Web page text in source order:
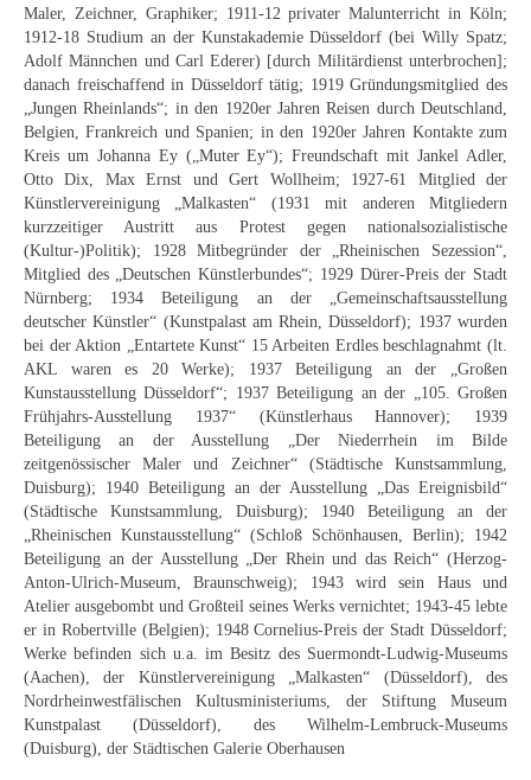
Düsseldorfer Künstler
Fränkische Künstler
Hamburger Künstler
Münchner Künstler
Pfälzer Künstler
Schwäbische Künstler
Weitere
Expressiver Realismus
Motive
Abstraktion
Industrie & Arbeit
Mediterrane Landschaft
Norddeutsche Landschaften
Süddeutsche Landschaft
Selbstbildnisse
Stillleben
Maler, Zeichner, Graphiker; 1911-12 privater Malunterricht in Köln;
1912-18 Studium an der Kunstakademie Düsseldorf (bei Willy Spatz;
Adolf Männchen und Carl Ederer) [durch Militärdienst unterbrochen];
danach freischaffend in Düsseldorf tätig; 1919 Gründungsmitglied des
„Jungen Rheinlands“; in den 1920er Jahren Reisen durch Deutschland,
Belgien, Frankreich und Spanien; in den 1920er Jahren Kontakte zum
Kreis um Johanna Ey („Muter Ey“); Freundschaft mit Jankel Adler,
Otto Dix, Max Ernst und Gert Wollheim; 1927-61 Mitglied der
Künstlervereinigung „Malkasten“ (1931 mit anderen Mitgliedern
kurzzeitiger Austritt aus Protest gegen nationalsozialistische
(Kultur-)Politik); 1928 Mitbegründer der „Rheinischen Sezession“,
Mitglied des „Deutschen Künstlerbundes“; 1929 Dürer-Preis der Stadt
Nürnberg; 1934 Beteiligung an der „Gemeinschaftsausstellung
deutscher Künstler“ (Kunstpalast am Rhein, Düsseldorf); 1937 wurden
bei der Aktion „Entartete Kunst“ 15 Arbeiten Erdles beschlagnahmt (lt.
AKL waren es 20 Werke); 1937 Beteiligung an der „Großen
Kunstausstellung Düsseldorf“; 1937 Beteiligung an der „105. Großen
Frühjahrs-Ausstellung 1937“ (Künstlerhaus Hannover); 1939
Beteiligung an der Ausstellung „Der Niederrhein im Bilde
zeitgenössischer Maler und Zeichner“ (Städtische Kunstsammlung,
Duisburg); 1940 Beteiligung an der Ausstellung „Das Ereignisbild“
(Städtische Kunstsammlung, Duisburg); 1940 Beteiligung an der
„Rheinischen Kunstausstellung“ (Schloß Schönhausen, Berlin); 1942
Beteiligung an der Ausstellung „Der Rhein und das Reich“ (Herzog-
Anton-Ulrich-Museum, Braunschweig); 1943 wird sein Haus und
Atelier ausgebombt und Großteil seines Werks vernichtet; 1943-45 lebte
er in Robertville (Belgien); 1948 Cornelius-Preis der Stadt Düsseldorf;
Werke befinden sich u.a. im Besitz des Suermondt-Ludwig-Museums
(Aachen), der Künstlervereinigung „Malkasten“ (Düsseldorf), des
Nordrheinwestfälischen Kultusministeriums, der Stiftung Museum
Kunstpalast (Düsseldorf), des Wilhelm-Lembruck-Museums
(Duisburg), der Städtischen Galerie Oberhausen